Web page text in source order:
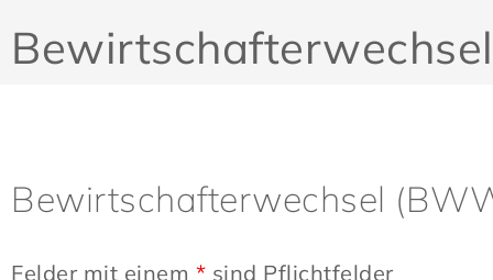
Bewirtschafterwechsel
Bewirtschafterwechsel
Felder mit einem * sind Pflichtfelder